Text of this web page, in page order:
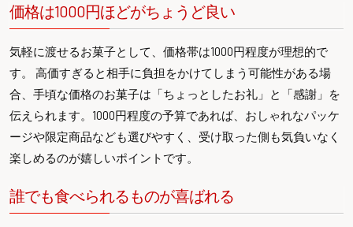
価格は1000円ほどがちょうど良い
気軽に渡せるお菓子として、価格帯は1000円程度が理想的で
す。 高価すぎると相手に負担をかけてしまう可能性がある場
合、手頃な価格のお菓子は「ちょっとしたお礼」と「感謝」を
伝えられます。1000円程度の予算であれば、おしゃれなパッケ
ージや限定商品なども選びやすく、受け取った側も気負いなく
楽しめるのが嬉しいポイントです。
誰でも食べられるものが喜ばれる